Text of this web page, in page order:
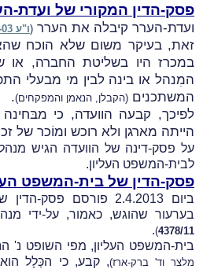
פסק-הדין המקורי של ועדת-
ועדת-הערר קיבלה את הערר (ו"ע 1353-03
זאת, בעיקר משום שלא הוכח
במכרז היו בשליטת החברה, או
המִנהל או בינה לבין מי מבעלי
המשתכנים (הקבלן, הנאמן והמפקחים).
לפיכך, קבעה הוועדה, כי
הייתה מארגן ולא רוכש ומוֹכר של
על פסק-דינה של הוועדה הגיש מנהל
לבית-המשפט העליון.
פסק-הדין של בית-המשפט
ביום 2.4.2013 פורסם
בערעור שהוגש, כאמור, על-ידי
4378/11
)
.
בית-המשפט העליון, מפי השופט נ'
מלצר וד' ברק-ארז), קבע, כי הכְּלָל